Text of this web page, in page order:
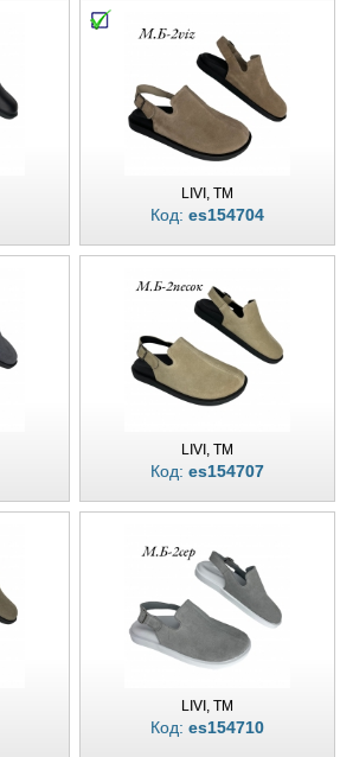
LIVI, TM
Код: es154704
LIVI, TM
Код: es154707
LIVI, TM
Код: es154710